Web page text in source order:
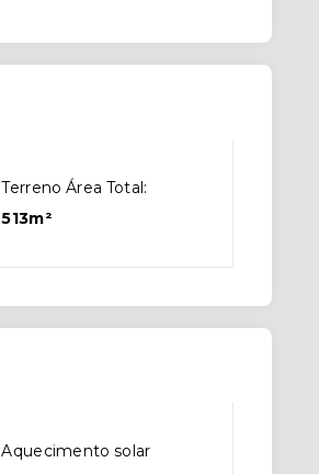
Terreno Área Total:
513m²
Aquecimento solar